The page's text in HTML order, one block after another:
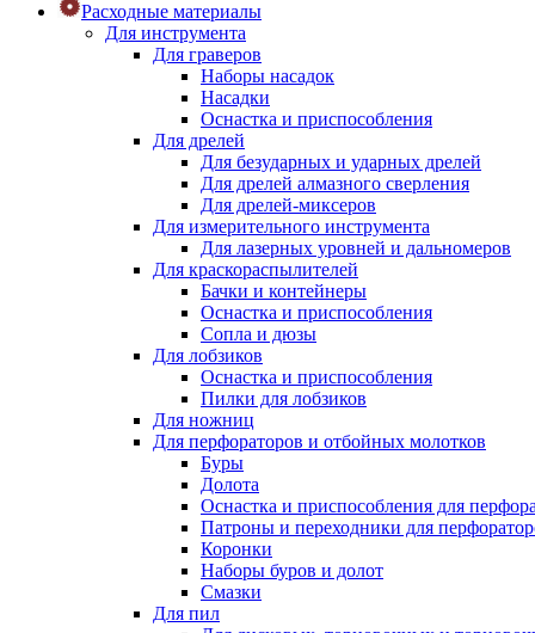
Расходные материалы
Для инструмента
Для граверов
Наборы насадок
Насадки
Оснастка и приспособления
Для дрелей
Для безударных и ударных дрелей
Для дрелей алмазного сверления
Для дрелей-миксеров
Для измерительного инструмента
Для лазерных уровней и дальномеров
Для краскораспылителей
Бачки и контейнеры
Оснастка и приспособления
Сопла и дюзы
Для лобзиков
Оснастка и приспособления
Пилки для лобзиков
Для ножниц
Для перфораторов и отбойных молотков
Буры
Долота
Оснастка и приспособления для
Патроны и переходники для
Коронки
Наборы буров и долот
Смазки
Для пил